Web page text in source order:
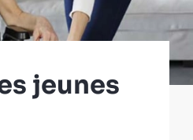
jeunes